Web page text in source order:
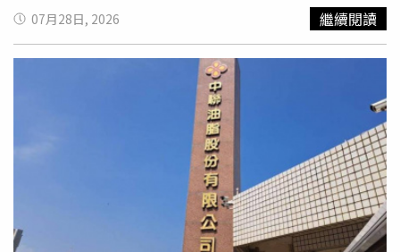
大量痕跡，很難想像一個完整的設計專案，最後竟然完全沒
有任何足以佐證創作歷程的資料」。不過，也有支持者替
「HAHABABY」加油，認為品牌願意公開道歉、提出改善方
向值得肯定，也希望品牌能記取此次事件的教訓，「加油加
油。你們一定會更好的」、「我還是有買還是會穿」、「加
油！我們會繼續支持用心的品牌！本身也是設計師，也知道
在設計過程中就是不斷的思考跟嘗試！要把所有過程都記
錄。這不是件簡單的事情」、「加油！妳們是最棒的！同樣
在服裝設計業待過的我知道這個產業有多辛苦」、「加油！
等你們回來」、「一直很欣賞你們，期待你們新品」。
的朋友，「謝謝每一位願意給我們建議、提醒與關心的人。
每一則留言、每一封訊息，我們都看見了，也放在心上。」
她表示，HAHABABY花了許多時間重新檢視每一個設計與流
程，並以更嚴謹的內部標準重新確認每一項細節，「對於這
次事件讓大家產生疑慮與不安，我們誠摯向大家致歉。」二
伯聲稱，過去在快速開發的過程中，未能完整保留設計與製
作紀錄，讓外界難以完整了解每件作品的發想與製作歷程，
「未來，我們將建立更完整的設計與製作紀錄，並透過更多
影音內容，讓大家一起參與每件作品從發想到完成的過
程。」對於曾引起討論的商品，二伯也表示他們將以負責任
的態度面對，已經陸續下架整理，同步把更多心力投入商品
的改善與
，持續回應大家的期待。她強調，「若您在購
07月28日, 2026 繼續閱讀